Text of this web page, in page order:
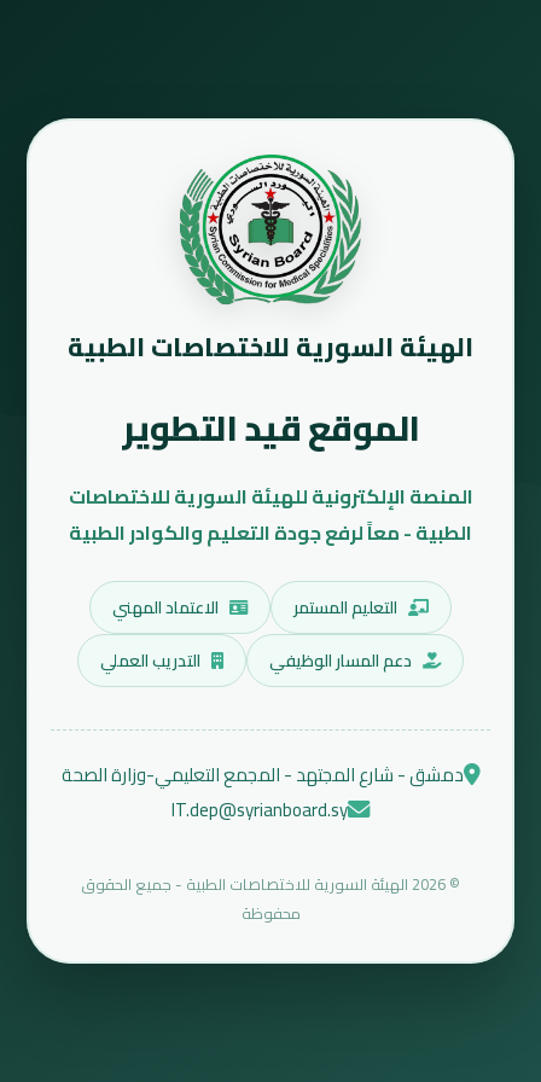
الهيئة السورية للاختصاصات الطبية
الموقع قيد التطوير
المنصة الإلكترونية للهيئة السورية للاختصاصات
الطبية - معاً لرفع جودة التعليم والكوادر الطبية
التعليم المستمر
الاعتماد المهني
دعم المسار الوظيفي
التدريب العملي
دمشق - شارع المجتهد - المجمع التعليمي-وزارة الصحة
IT.dep@syrianboard.sy
© 2026 الهيئة السورية للاختصاصات الطبية - جميع الحقوق
محفوظة